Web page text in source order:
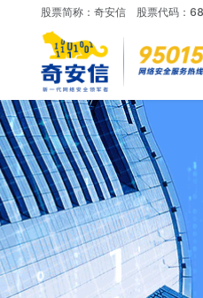
股票简称：奇安信 股票代码：